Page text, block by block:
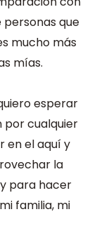
personas que
mucho más
mías.
esperar
por cualquier
en el aquí y
la
para hacer
familia, mi